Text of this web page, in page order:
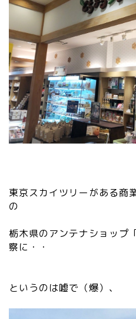
東京スカイツリーがある商
の
栃木県のアンテナショップ
察に・・
というのは嘘で（爆）、